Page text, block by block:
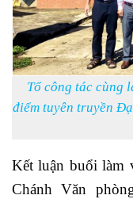
Tổ công tác cùng
điểm tuyên truyền
Kết luận buổi làm
Chánh Văn